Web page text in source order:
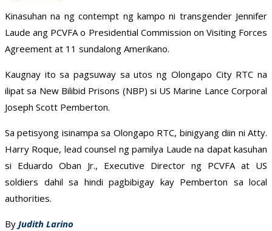
Kinasuhan na ng contempt ng kampo ni transgender Jennifer
Laude ang PCVFA o Presidential Commission on Visiting Forces
Agreement at 11 sundalong Amerikano.
Kaugnay ito sa pagsuway sa utos ng Olongapo City RTC na
ilipat sa New Bilibid Prisons (NBP) si US Marine Lance Corporal
Joseph Scott Pemberton.
Sa petisyong isinampa sa Olongapo RTC, binigyang diin ni Atty.
Harry Roque, lead counsel ng pamilya Laude na dapat kasuhan
si Eduardo Oban Jr., Executive Director ng PCVFA at US
soldiers dahil sa hindi pagbibigay kay Pemberton sa local
authorities.
By Judith Larino